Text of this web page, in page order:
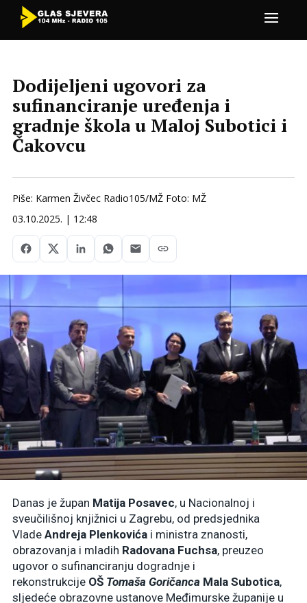
Dodijeljeni ugovori za
sufinanciranje uređenja i
gradnje škola u Maloj Subotici i
Čakovcu
Piše: Karmen Živčec Radio105/MŽ Foto: MŽ
03.10.2025. | 12:48
Danas je župan Matija Posavec, u Nacionalnoj i
sveučilišnoj knjižnici u Zagrebu, od predsjednika
Vlade Andreja Plenkovića i ministra znanosti,
obrazovanja i mladih Radovana Fuchsa, preuzeo
ugovor o sufinanciranju dogradnje i
rekonstrukcije OŠ Tomaša Goričanca Mala Subotica,
sljedeće obrazovne ustanove Međimurske županije u